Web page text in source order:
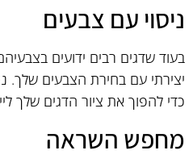
ניסוי עם צבעים
בעוד שדגים רבים ידועים
יצירתי עם בחירת הצבעים שלך.
כדי להפוך את ציור הדגים שלך
מחפש השראה